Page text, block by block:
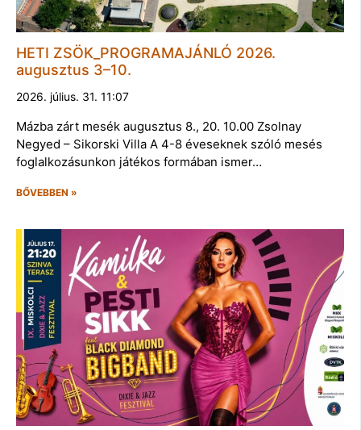
HETI ZSÖK_PROGRAMAJÁNLÓ 2026.
augusztus 3–10.
2026. július. 31. 11:07
Mázba zárt mesék augusztus 8., 20. 10.00 Zsolnay
Negyed – Sikorski Villa A 4-8 éveseknek szóló mesés
foglalkozásunkon játékos formában ismer…
BŐVEBBEN »